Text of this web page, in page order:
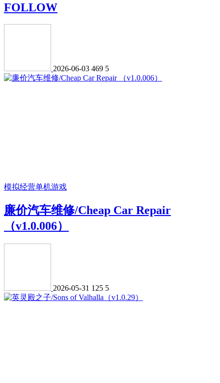
FOLLOW
2026-06-03 469 5
模拟经营单机游戏
廉价汽车维修/Cheap Car Repair
（v1.0.006）
2026-05-31 125 5